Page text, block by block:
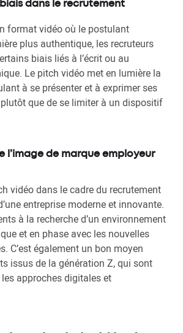
dans le recrutement
format vidéo où le postulant
plus authentique, les recruteurs
biais liés à l’écrit ou au
Le pitch vidéo met en lumière la
à se présenter et à exprimer ses
que de se limiter à un dispositif
l’image de marque employeur
vidéo dans le cadre du recrutement
entreprise moderne et innovante.
à la recherche d’un environnement
et en phase avec les nouvelles
C’est également un bon moyen
issus de la génération Z, qui sont
les approches digitales et